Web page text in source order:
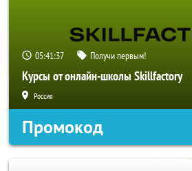
05:41:36 Получи первым!
Курсы от онлайн-школы Skillfactory
Россия
Промокод